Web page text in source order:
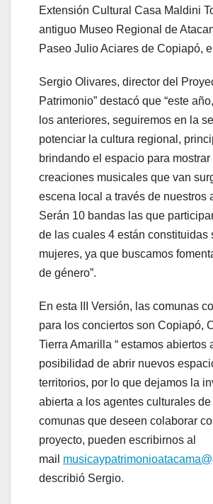
Extensión Cultural Casa Maldini
antiguo Museo Regional de
Paseo Julio Aciares de Copiapó,
Sergio Olivares, director del
Patrimonio” destacó que “este
los anteriores, seguiremos en la
potenciar la cultura regional,
brindando el espacio para
creaciones musicales que van
escena local a través de nuestros
Serán 10 bandas las que
de las cuales 4 están constituidas
mujeres, ya que buscamos
de género”.
En esta III Versión, las comunas
para los conciertos son Copiapó,
Tierra Amarilla “ estamos abiertos
posibilidad de abrir nuevos
territorios, por lo que dejamos la
abierta a los agentes culturales de
comunas que deseen colaborar
proyecto, pueden escribirnos al
mail
describió Sergio.